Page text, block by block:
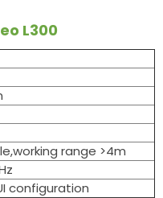
L300
range >4m
configuration